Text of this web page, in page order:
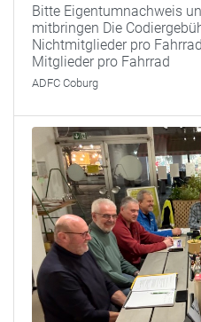
Bitte Eigentumnachweis
mitbringen Die
Nichtmitglieder pro
Mitglieder pro Fahrrad
ADFC Coburg